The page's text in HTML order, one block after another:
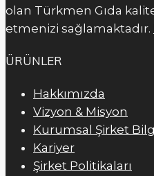
olan Türkmen Gıda
etmenizi sağlamaktadır.
ÜRÜNLER
Hakkımızda
Vizyon & Misyon
Kurumsal Şirket
Kariyer
Şirket Politikaları